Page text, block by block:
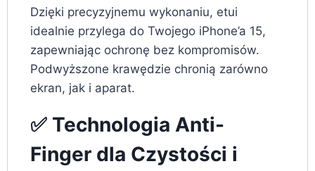
Dzięki precyzyjnemu wykonaniu, etui
idealnie przylega do Twojego iPhone’a 15,
zapewniając ochronę bez kompromisów.
Podwyższone krawędzie chronią zarówno
ekran, jak i aparat.
✅ Technologia Anti-
Finger dla Czystości i